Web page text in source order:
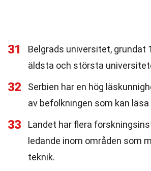
31
Belgrads universitet, grundat
äldsta och största
32
Serbien har en hög
av befolkningen som kan
33
Landet har flera
ledande inom områden som
teknik.